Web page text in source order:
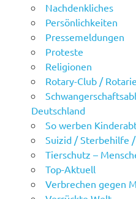
Nachdenkliches
Persönlichkeiten
Pressemeldungen
Proteste
Religionen
Rotary-Club /
Deutschland
So werben
Suizid / Sterbehilfe
Tierschutz –
Top-Aktuell
Verbrechen gegen